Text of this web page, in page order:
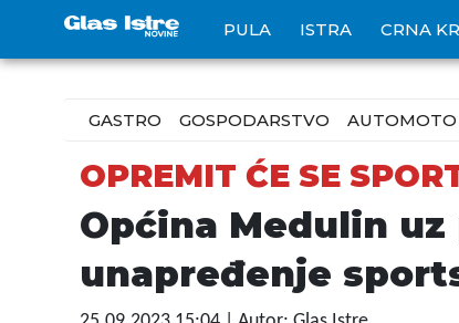
PULA ISTRA CRNA
GASTRO GOSPODARSTVO AUTOMOTO
OPREMIT ĆE SE
Općina Medulin
unapređenje